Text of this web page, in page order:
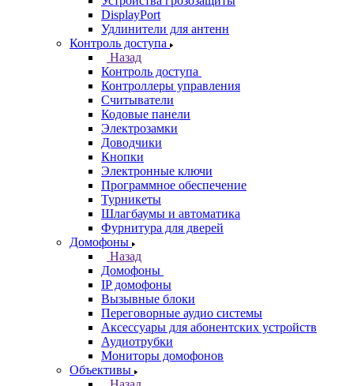
DisplayPort
Удлинители для антенн
Контроль доступа
Назад
Контроль доступа
Контроллеры управления
Считыватели
Кодовые панели
Электрозамки
Доводчики
Кнопки
Электронные ключи
Программное обеспечение
Турникеты
Шлагбаумы и автоматика
Фурнитура для дверей
Домофоны
Назад
Домофоны
IP домофоны
Вызывные блоки
Переговорные аудио системы
Аксессуары для абонентских устройств
Аудиотрубки
Мониторы домофонов
Объективы